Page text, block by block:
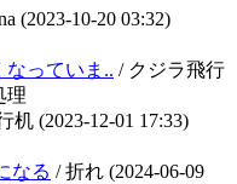
(2023-10-20 03:32)
なっていま.. / クジラ飛行
理
机 (2023-12-01 17:33)
なる / 折れ (2024-06-09